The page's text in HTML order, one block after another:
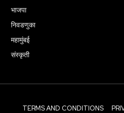
भाजपा
निवडणुका
महामुंबई
संस्कृती
TERMS AND CONDITIONS